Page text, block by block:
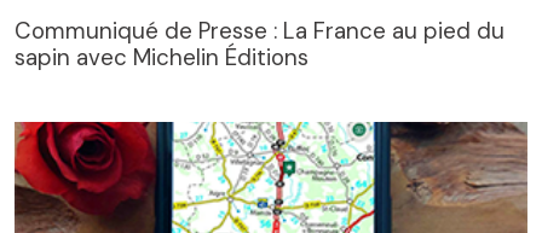
Communiqué de Presse : La France au pied du
sapin avec Michelin Éditions